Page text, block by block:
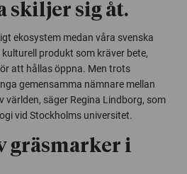
skiljer sig åt.
ekosystem medan våra svenska
produkt som kräver bete,
att hållas öppna. Men trots
gemensamma nämnare mellan
världen, säger Regina Lindborg, som
vid Stockholms universitet.
gräsmarker i